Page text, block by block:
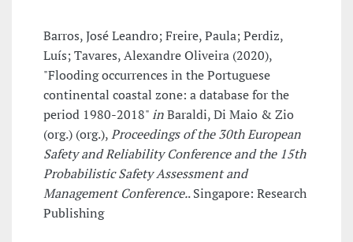
Barros, José Leandro; Freire, Paula; Perdiz,
Luís; Tavares, Alexandre Oliveira (2020),
"Flooding occurrences in the Portuguese
continental coastal zone: a database for the
period 1980-2018"inBaraldi, Di Maio & Zio
(org.) (org.),Proceedings of the 30th European
Safety and Reliability Conference and the 15th
Probabilistic Safety Assessment and
Management Conference.. Singapore: Research
Publishing